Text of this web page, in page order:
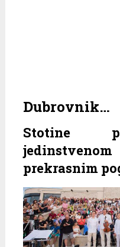
Dubrovnik…
Stotine
prekrasnim